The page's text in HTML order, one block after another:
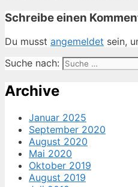
Schreibe einen
Du musst angemeldet sein,
Suche nach:
Archive
Januar 2025
September 2020
August 2020
Mai 2020
Oktober 2019
August 2019